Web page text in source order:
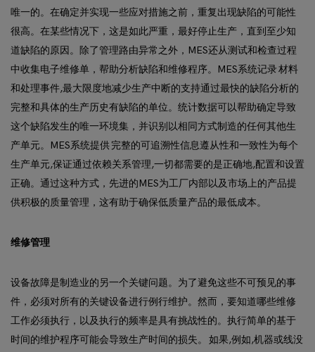
唯一的。在确定并实现一些应对措施之前，重复出现缺陷的可能性
很高。在某些情况下，这是如此严重，最好停止生产，直到至少知
道缺陷的原因。除了管理路由异常之外，MES还从测试和检查过程
中收集电子维修单，帮助分析缺陷和维修程序。MES系统记录 材料
和处理事件,最大限度地减少生产中断的支持通过最快的缺陷分析的
完整和具体的生产历史有缺陷的单位。统计数据可以帮助确定导致
这个缺陷发生的唯一环境集，并识别以相同方式制造的任何其他生
产单元。MES系统提供 完整的可追溯性信息遵从性和一致性为每个
生产单元,保证通过依赖关系管理,一切都需要的是正确地,配置和设置
正确。通过这种方式，先进的MES为工厂内部以及市场上的产品提
供积极的质量管理，这有助于确保低质量产品的最低成本。
维修管理
设备故障是制造业的另一个关键问题。为了避免这些不可预见的事
件，必须对所有的关键设备进行例行维护。然而，要知道哪些维修
工作必须执行，以及执行的频率是具有挑战性的。执行简单的基于
时间的维护程序可能会导致生产时间的损失。 如果,例如,机器或线没